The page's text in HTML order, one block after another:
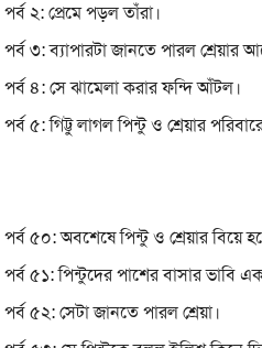
পর্ব ২: প্রেমে পড়ল তাঁরা।
পর্ব ৩: ব্যাপারটা জানতে পারল শ্রেয়ার
পর্ব ৪: সে ঝামেলা করার ফন্দি আঁটল।
পর্ব ৫: গিট্টু লাগল পিন্টু ও শ্রেয়ার
পর্ব ৫০: অবশেষে পিন্টু ও শ্রেয়ার বিয়ে
পর্ব ৫১: পিন্টুদের পাশের বাসার ভাবি
পর্ব ৫২: সেটা জানতে পারল শ্রেয়া।